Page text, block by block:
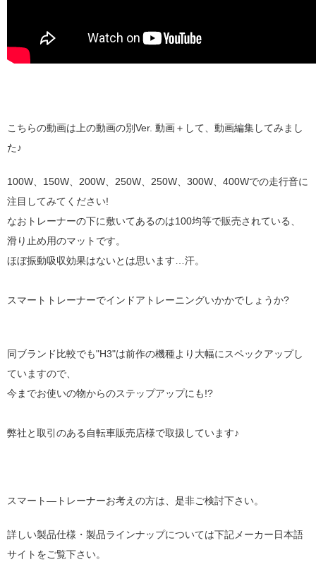
こちらの動画は上の動画の別Ver. 動画＋して、動画編集してみまし
た♪
100W、150W、200W、250W、250W、300W、400Wでの走行音に
注目してみてください!
なおトレーナーの下に敷いてあるのは100均等で販売されている、
滑り止め用のマットです。
ほぼ振動吸収効果はないとは思います…汗。
スマートトレーナーでインドアトレーニングいかかでしょうか?
同ブランド比較でも"H3"は前作の機種より大幅にスペックアップし
ていますので、
今までお使いの物からのステップアップにも!?
弊社と取引のある自転車販売店様で取扱しています♪
スマート―トレーナーお考えの方は、是非ご検討下さい。
詳しい製品仕様・製品ラインナップについては下記メーカー日本語
サイトをご覧下さい。